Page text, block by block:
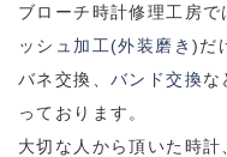
ブローチ時計修理工房で
ッシュ加工(外装磨き)だ
バネ交換、 バンド交換な
っております。
大切な人から頂いた時